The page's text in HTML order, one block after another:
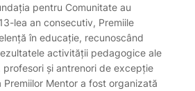
pentru Comunitate au
lea an consecutiv, Premiile
în educație, recunoscând
activității pedagogice ale
profesori și antrenori de excepție
Premiilor Mentor a fost organizată